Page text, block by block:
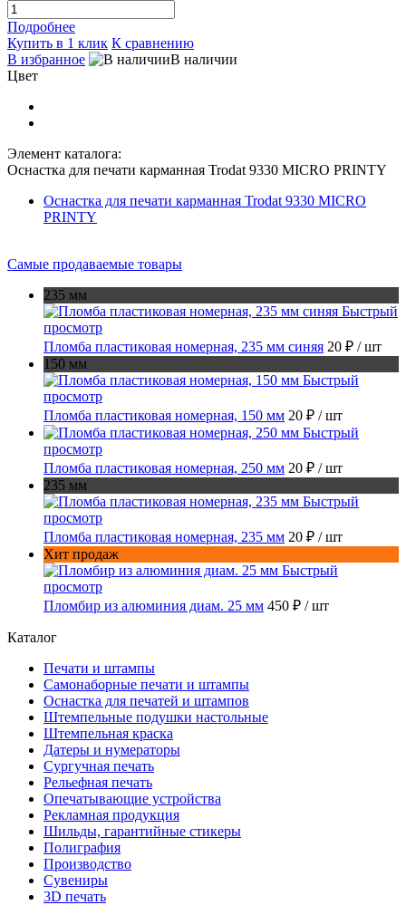
Подробнее
Купить в 1 клик К сравнению
В избранное
В наличии
Цвет
Элемент каталога:
Оснастка для печати карманная Trodat 9330 MICRO PRINTY
Оснастка для печати карманная Trodat 9330 MICRO
PRINTY
Самые продаваемые товары
235 мм
Быстрый
просмотр
Пломба пластиковая номерная, 235 мм синяя 20 ₽ / шт
150 мм
Быстрый
просмотр
Пломба пластиковая номерная, 150 мм 20 ₽ / шт
Быстрый
просмотр
Пломба пластиковая номерная, 250 мм 20 ₽ / шт
235 мм
Быстрый
просмотр
Пломба пластиковая номерная, 235 мм 20 ₽ / шт
Хит продаж
Быстрый
просмотр
Пломбир из алюминия диам. 25 мм 450 ₽ / шт
Каталог
Печати и штампы
Самонаборные печати и штампы
Оснастка для печатей и штампов
Штемпельные подушки настольные
Штемпельная краска
Датеры и нумераторы
Сургучная печать
Рельефная печать
Опечатывающие устройства
Рекламная продукция
Шильды, гарантийные стикеры
Полиграфия
Производство
Сувениры
3D печать